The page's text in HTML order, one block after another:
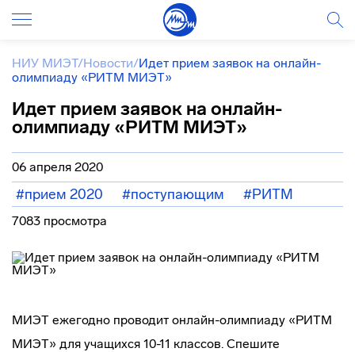
НИУ МИЭТ/Новости/Идет прием заявок на онлайн-
олимпиаду «РИТМ МИЭТ»
Идет прием заявок на онлайн-
олимпиаду «РИТМ МИЭТ»
06 апреля 2020
#прием 2020 #поступающим #РИТМ
7083 просмотра
МИЭТ ежегодно проводит онлайн-олимпиаду «РИТМ
МИЭТ» для учащихся 10-11 классов. Спешите